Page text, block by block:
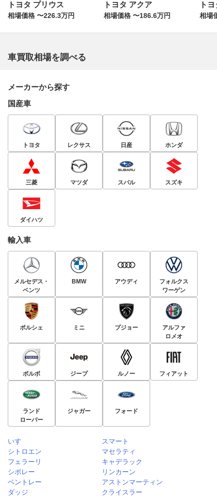
トヨタ プリウス
相場価格 〜226.3万円
トヨタ アクア
相場価格 〜186.6万円
ト
相場
車買取相場を調べる
メーカーから探す
国産車
トヨタ レクサス 日産 ホンダ
三菱 マツダ スバル スズキ
ダイハツ
輸入車
メルセデス・
ベンツ
BMW アウディ
フォルクス
ワーゲン
ポルシェ ミニ プジョー
アルファ
ロメオ
ボルボ ジープ ルノー フィアット
ランド
ローバー
ジャガー フォード
いすゞ
スマート
シトロエン
マセラティ
フェラーリ
キャデラック
シボレー
リンカーン
ベントレー
アストンマーティン
ダッジ
クライスラー